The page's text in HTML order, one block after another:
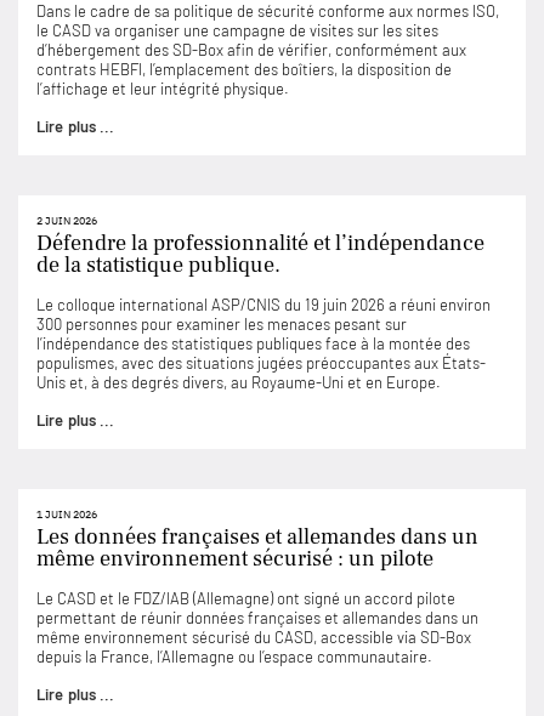
Dans le cadre de sa politique de sécurité conforme aux normes ISO,
le CASD va organiser une campagne de visites sur les sites
d’hébergement des SD-Box afin de vérifier, conformément aux
contrats HEBFI, l’emplacement des boîtiers, la disposition de
l’affichage et leur intégrité physique.
Lire plus ...
2 JUIN 2026
Défendre la professionnalité et l’indépendance
de la statistique publique.
Le colloque international ASP/CNIS du 19 juin 2026 a réuni environ
300 personnes pour examiner les menaces pesant sur
l’indépendance des statistiques publiques face à la montée des
populismes, avec des situations jugées préoccupantes aux États-
Unis et, à des degrés divers, au Royaume-Uni et en Europe.
Lire plus ...
1 JUIN 2026
Les données françaises et allemandes dans un
même environnement sécurisé : un pilote
Le CASD et le FDZ/IAB (Allemagne) ont signé un accord pilote
permettant de réunir données françaises et allemandes dans un
même environnement sécurisé du CASD, accessible via SD-Box
depuis la France, l’Allemagne ou l’espace communautaire.
Lire plus ...